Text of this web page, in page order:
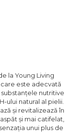
la Young Living
este adecvată
nutritive
ului natural al pielii.
și revitalizează în
și mai catifelat,
unui plus de